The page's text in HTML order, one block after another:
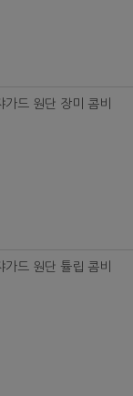
드 원단 장미 콤비
드 원단 튤립 콤비